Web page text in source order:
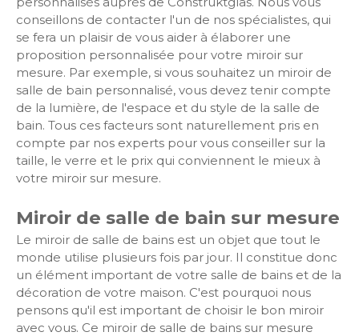
conseillons de contacter l'un de nos spécialistes, qui
se fera un plaisir de vous aider à élaborer une
proposition personnalisée pour votre miroir sur
mesure. Par exemple, si vous souhaitez un miroir de
salle de bain personnalisé, vous devez tenir compte
de la lumière, de l'espace et du style de la salle de
bain. Tous ces facteurs sont naturellement pris en
compte par nos experts pour vous conseiller sur la
taille, le verre et le prix qui conviennent le mieux à
votre miroir sur mesure.
Miroir de salle de bain sur mesure
Le miroir de salle de bains est un objet que tout le
monde utilise plusieurs fois par jour. Il constitue donc
un élément important de votre salle de bains et de la
décoration de votre maison. C'est pourquoi nous
pensons qu'il est important de choisir le bon miroir
avec vous. Ce miroir de salle de bains sur mesure